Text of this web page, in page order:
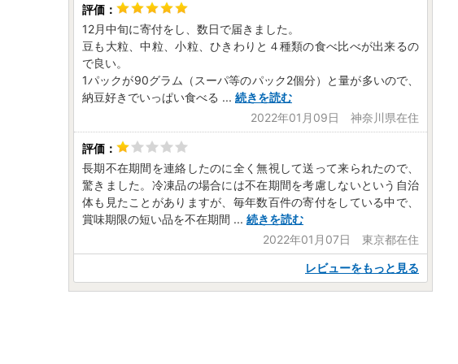
12月中旬に寄付をし、数日で届きました。
豆も大粒、中粒、小粒、ひきわりと４種類の食べ比べが出来るの
で良い。
1パックが90グラム（スーパ等のパック2個分）と量が多いので、
納豆好きでいっぱい食べる ... 続きを読む
2022年01月09日 神奈川県在住
長期不在期間を連絡したのに全く無視して送って来られたので、
驚きました。冷凍品の場合には不在期間を考慮しないという自治
体も見たことがありますが、毎年数百件の寄付をしている中で、
賞味期限の短い品を不在期間 ... 続きを読む
2022年01月07日 東京都在住
レビューをもっと見る